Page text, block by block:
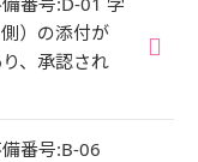
）の添付が
、承認され
備番号:B-06